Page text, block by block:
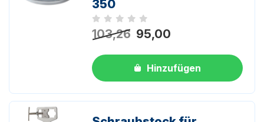
350
Noch keine Bewertungen
103,26 95,00
Hinzufügen